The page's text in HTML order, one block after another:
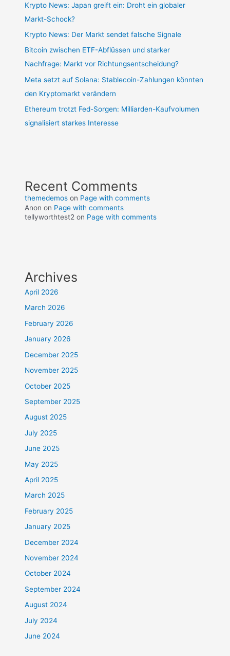
Krypto News: Japan greift ein: Droht ein globaler
Markt-Schock?
Krypto News: Der Markt sendet falsche Signale
Bitcoin zwischen ETF-Abflüssen und starker
Nachfrage: Markt vor Richtungsentscheidung?
Meta setzt auf Solana: Stablecoin-Zahlungen könnten
den Kryptomarkt verändern
Ethereum trotzt Fed-Sorgen: Milliarden-Kaufvolumen
signalisiert starkes Interesse
Recent Comments
themedemos on Page with comments
Anon on Page with comments
tellyworthtest2 on Page with comments
Archives
April 2026
March 2026
February 2026
January 2026
December 2025
November 2025
October 2025
September 2025
August 2025
July 2025
June 2025
May 2025
April 2025
March 2025
February 2025
January 2025
December 2024
November 2024
October 2024
September 2024
August 2024
July 2024
June 2024